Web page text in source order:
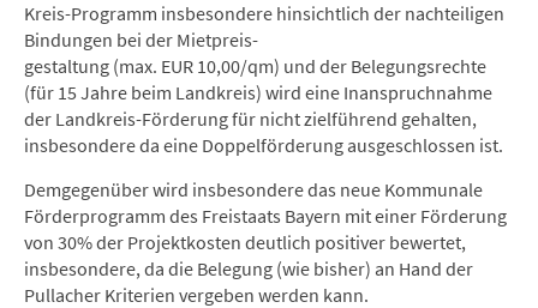
Kreis-Programm insbesondere hinsichtlich der nachteiligen
Bindungen bei der Mietpreis-
gestaltung (max. EUR 10,00/qm) und der Belegungsrechte
(für 15 Jahre beim Landkreis) wird eine Inanspruchnahme
der Landkreis-Förderung für nicht zielführend gehalten,
insbesondere da eine Doppelförderung ausgeschlossen ist.
Demgegenüber wird insbesondere das neue Kommunale
Förderprogramm des Freistaats Bayern mit einer Förderung
von 30% der Projektkosten deutlich positiver bewertet,
insbesondere, da die Belegung (wie bisher) an Hand der
Pullacher Kriterien vergeben werden kann.